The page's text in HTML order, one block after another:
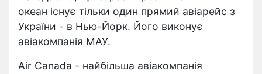
океан існує тільки один прямий авіарейс з
України - в Нью-Йорк. Його виконує
авіакомпанія МАУ.
Air Canada - найбільша авіакомпанія